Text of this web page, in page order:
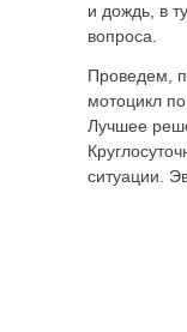
и дождь, в
вопроса.
Проведем,
мотоцикл
Лучшее
ситуации.